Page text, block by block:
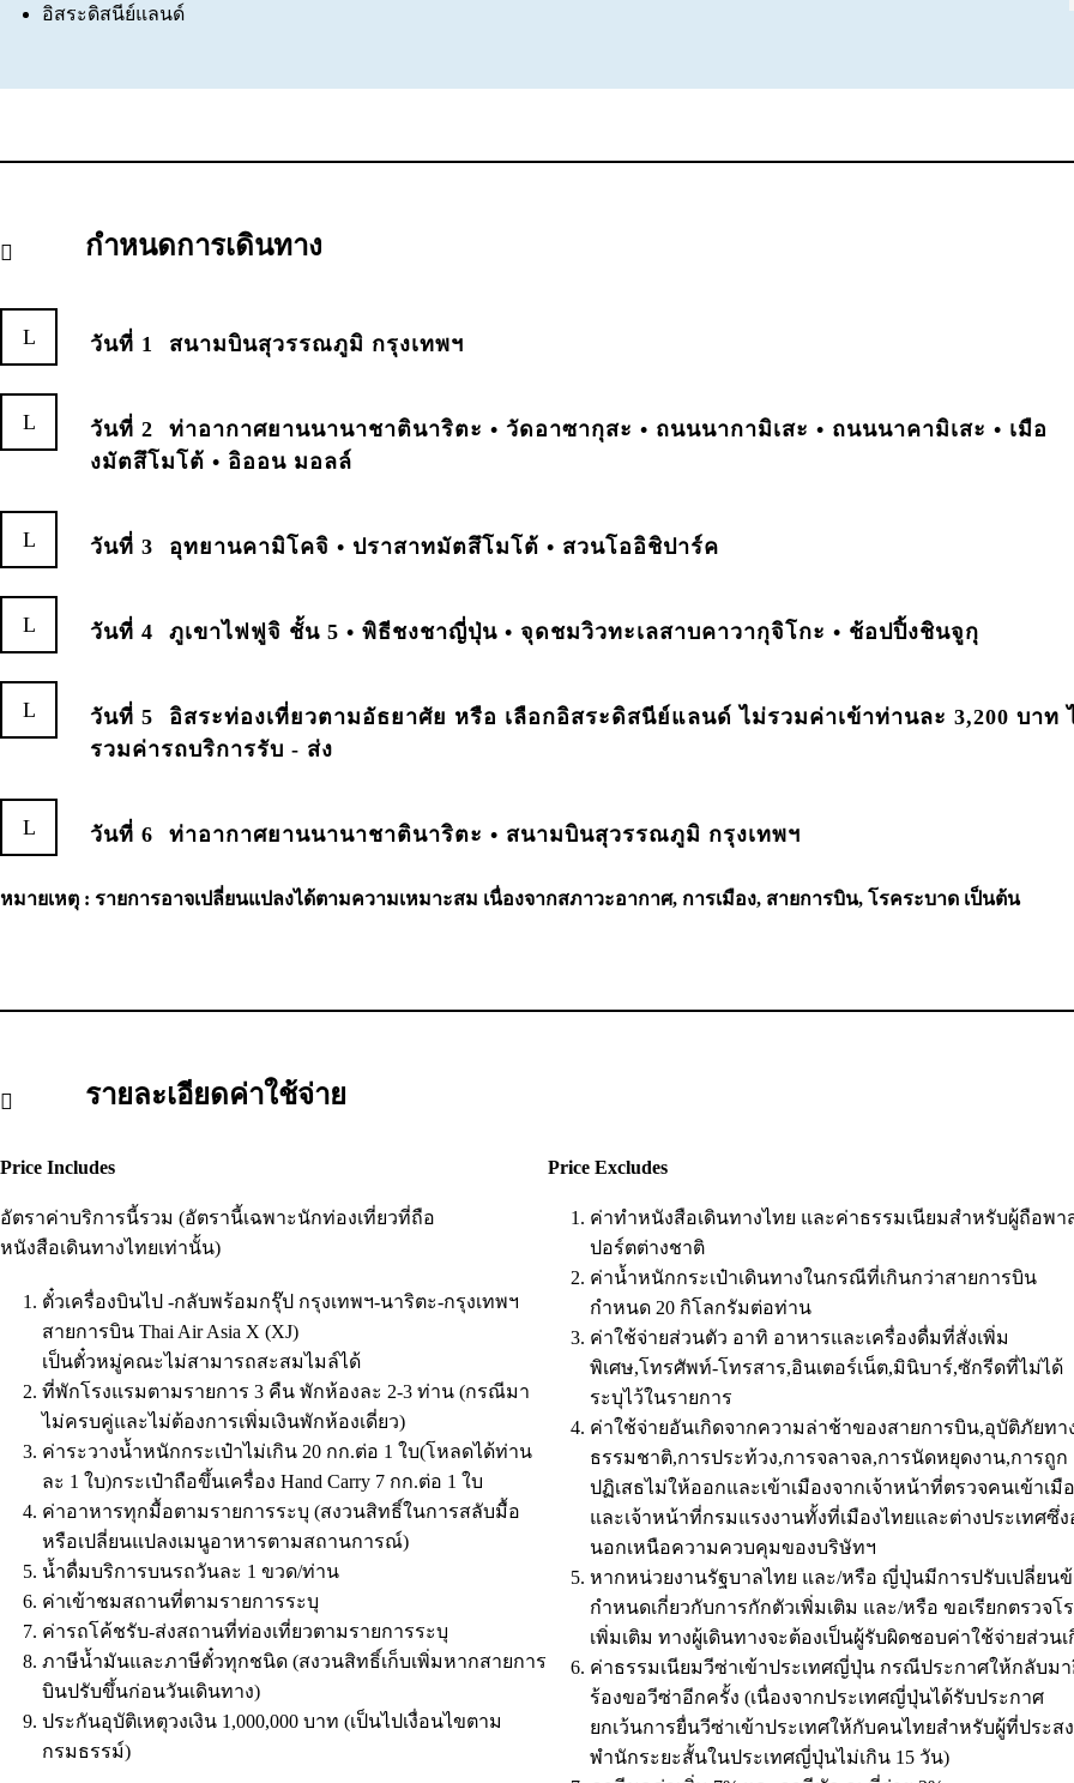
อิสระดิสนีย์แลนด์
กำหนดการเดินทาง
วันที่ 1 สนามบินสุวรรณภูมิ กรุงเทพฯ
วันที่ 2
ท่าอากาศยานนานาชาตินาริตะ • วัดอาซากุสะ • ถนนนากามิเสะ • ถนนนาคามิเสะ • เมือ
งมัตสึโมโต้ • อิออน มอลล์
วันที่ 3 อุทยานคามิโคจิ • ปราสาทมัตสึโมโต้ • สวนโออิชิปาร์ค
วันที่ 4 ภูเขาไฟฟูจิ ชั้น 5 • พิธีชงชาญี่ปุ่น • จุดชมวิวทะเลสาบคาวากุจิโกะ • ช้อปปิ้งชินจูกุ
วันที่ 5
อิสระท่องเที่ยวตามอัธยาศัย หรือ เลือกอิสระดิสนีย์แลนด์ ไม่รวมค่าเข้าท่านละ 3,200 บาท
รวมค่ารถบริการรับ - ส่ง
วันที่ 6 ท่าอากาศยานนานาชาตินาริตะ • สนามบินสุวรรณภูมิ กรุงเทพฯ
หมายเหตุ : รายการอาจเปลี่ยนแปลงได้ตามความเหมาะสม เนื่องจากสภาวะอากาศ, การเมือง, สายการบิน, โรคระบาด เป็นต้น
รายละเอียดค่าใช้จ่าย
Price Includes
อัตราค่าบริการนี้รวม (อัตรานี้เฉพาะนักท่องเที่ยวที่ถือ
หนังสือเดินทางไทยเท่านั้น)
ตั๋วเครื่องบินไป -กลับพร้อมกรุ๊ป กรุงเทพฯ-นาริตะ-กรุงเทพฯ
สายการบิน Thai Air Asia X (XJ)
เป็นตั๋วหมู่คณะไม่สามารถสะสมไมล์ได้
ที่พักโรงแรมตามรายการ 3 คืน พักห้องละ 2-3 ท่าน (กรณีมา
ไม่ครบคู่และไม่ต้องการเพิ่มเงินพักห้องเดี่ยว)
ค่าระวางน้ำหนักกระเป๋าไม่เกิน 20 กก.ต่อ 1 ใบ(โหลดได้ท่าน
ละ 1 ใบ)กระเป๋าถือขึ้นเครื่อง Hand Carry 7 กก.ต่อ 1 ใบ
ค่าอาหารทุกมื้อตามรายการระบุ (สงวนสิทธิ์ในการสลับมื้อ
หรือเปลี่ยนแปลงเมนูอาหารตามสถานการณ์)
น้ำดื่มบริการบนรถวันละ 1 ขวด/ท่าน
ค่าเข้าชมสถานที่ตามรายการระบุ
ค่ารถโค้ชรับ-ส่งสถานที่ท่องเที่ยวตามรายการระบุ
ภาษีน้ำมันและภาษีตั๋วทุกชนิด (สงวนสิทธิ์เก็บเพิ่มหากสายการ
บินปรับขึ้นก่อนวันเดินทาง)
ประกันอุบัติเหตุวงเงิน 1,000,000 บาท (เป็นไปเงื่อนไขตาม
กรมธรรม์)
Price Excludes
ค่าทำหนังสือเดินทางไทย และค่าธรรมเนียมสำหรับผู้ถือพา
ปอร์ตต่างชาติ
ค่าน้ำหนักกระเป๋าเดินทางในกรณีที่เกินกว่าสายการบิน
กำหนด 20 กิโลกรัมต่อท่าน
ค่าใช้จ่ายส่วนตัว อาทิ อาหารและเครื่องดื่มที่สั่งเพิ่ม
พิเศษ,โทรศัพท์-โทรสาร,อินเตอร์เน็ต,มินิบาร์,ซักรีดที่ไม่ได้
ระบุไว้ในรายการ
ค่าใช้จ่ายอันเกิดจากความล่าช้าของสายการบิน,อุบัติภัยทา
ธรรมชาติ,การประท้วง,การจลาจล,การนัดหยุดงาน,การถูก
ปฏิเสธไม่ให้ออกและเข้าเมืองจากเจ้าหน้าที่ตรวจคนเข้าเมื
และเจ้าหน้าที่กรมแรงงานทั้งที่เมืองไทยและต่างประเทศซึ่ง
นอกเหนือความควบคุมของบริษัทฯ
หากหน่วยงานรัฐบาลไทย และ/หรือ ญี่ปุ่นมีการปรับเปลี่ยน
กำหนดเกี่ยวกับการกักตัวเพิ่มเติม และ/หรือ ขอเรียกตรวจโ
เพิ่มเติม ทางผู้เดินทางจะต้องเป็นผู้รับผิดชอบค่าใช้จ่ายส่วน
ค่าธรรมเนียมวีซ่าเข้าประเทศญี่ปุ่น กรณีประกาศให้กลับม
ร้องขอวีซ่าอีกครั้ง (เนื่องจากประเทศญี่ปุ่นได้รับประกาศ
ยกเว้นการยื่นวีซ่าเข้าประเทศให้กับคนไทยสำหรับผู้ที่ประส
พำนักระยะสั้นในประเทศญี่ปุ่นไม่เกิน 15 วัน)